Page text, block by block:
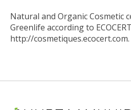
Natural and Organic Cosmetic
Greenlife according to
http://cosmetiques.ecocert.com.